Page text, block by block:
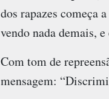
dos rapazes começa
vendo nada demais,
Com tom de
mensagem: